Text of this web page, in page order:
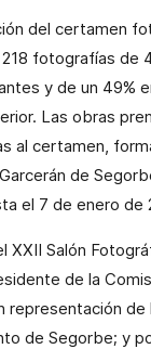
del certamen
fotografías de
y de un 49%
Las obras
al certamen,
de
el 7 de enero de
XXII Salón
de la
representación
de Segorbe; y